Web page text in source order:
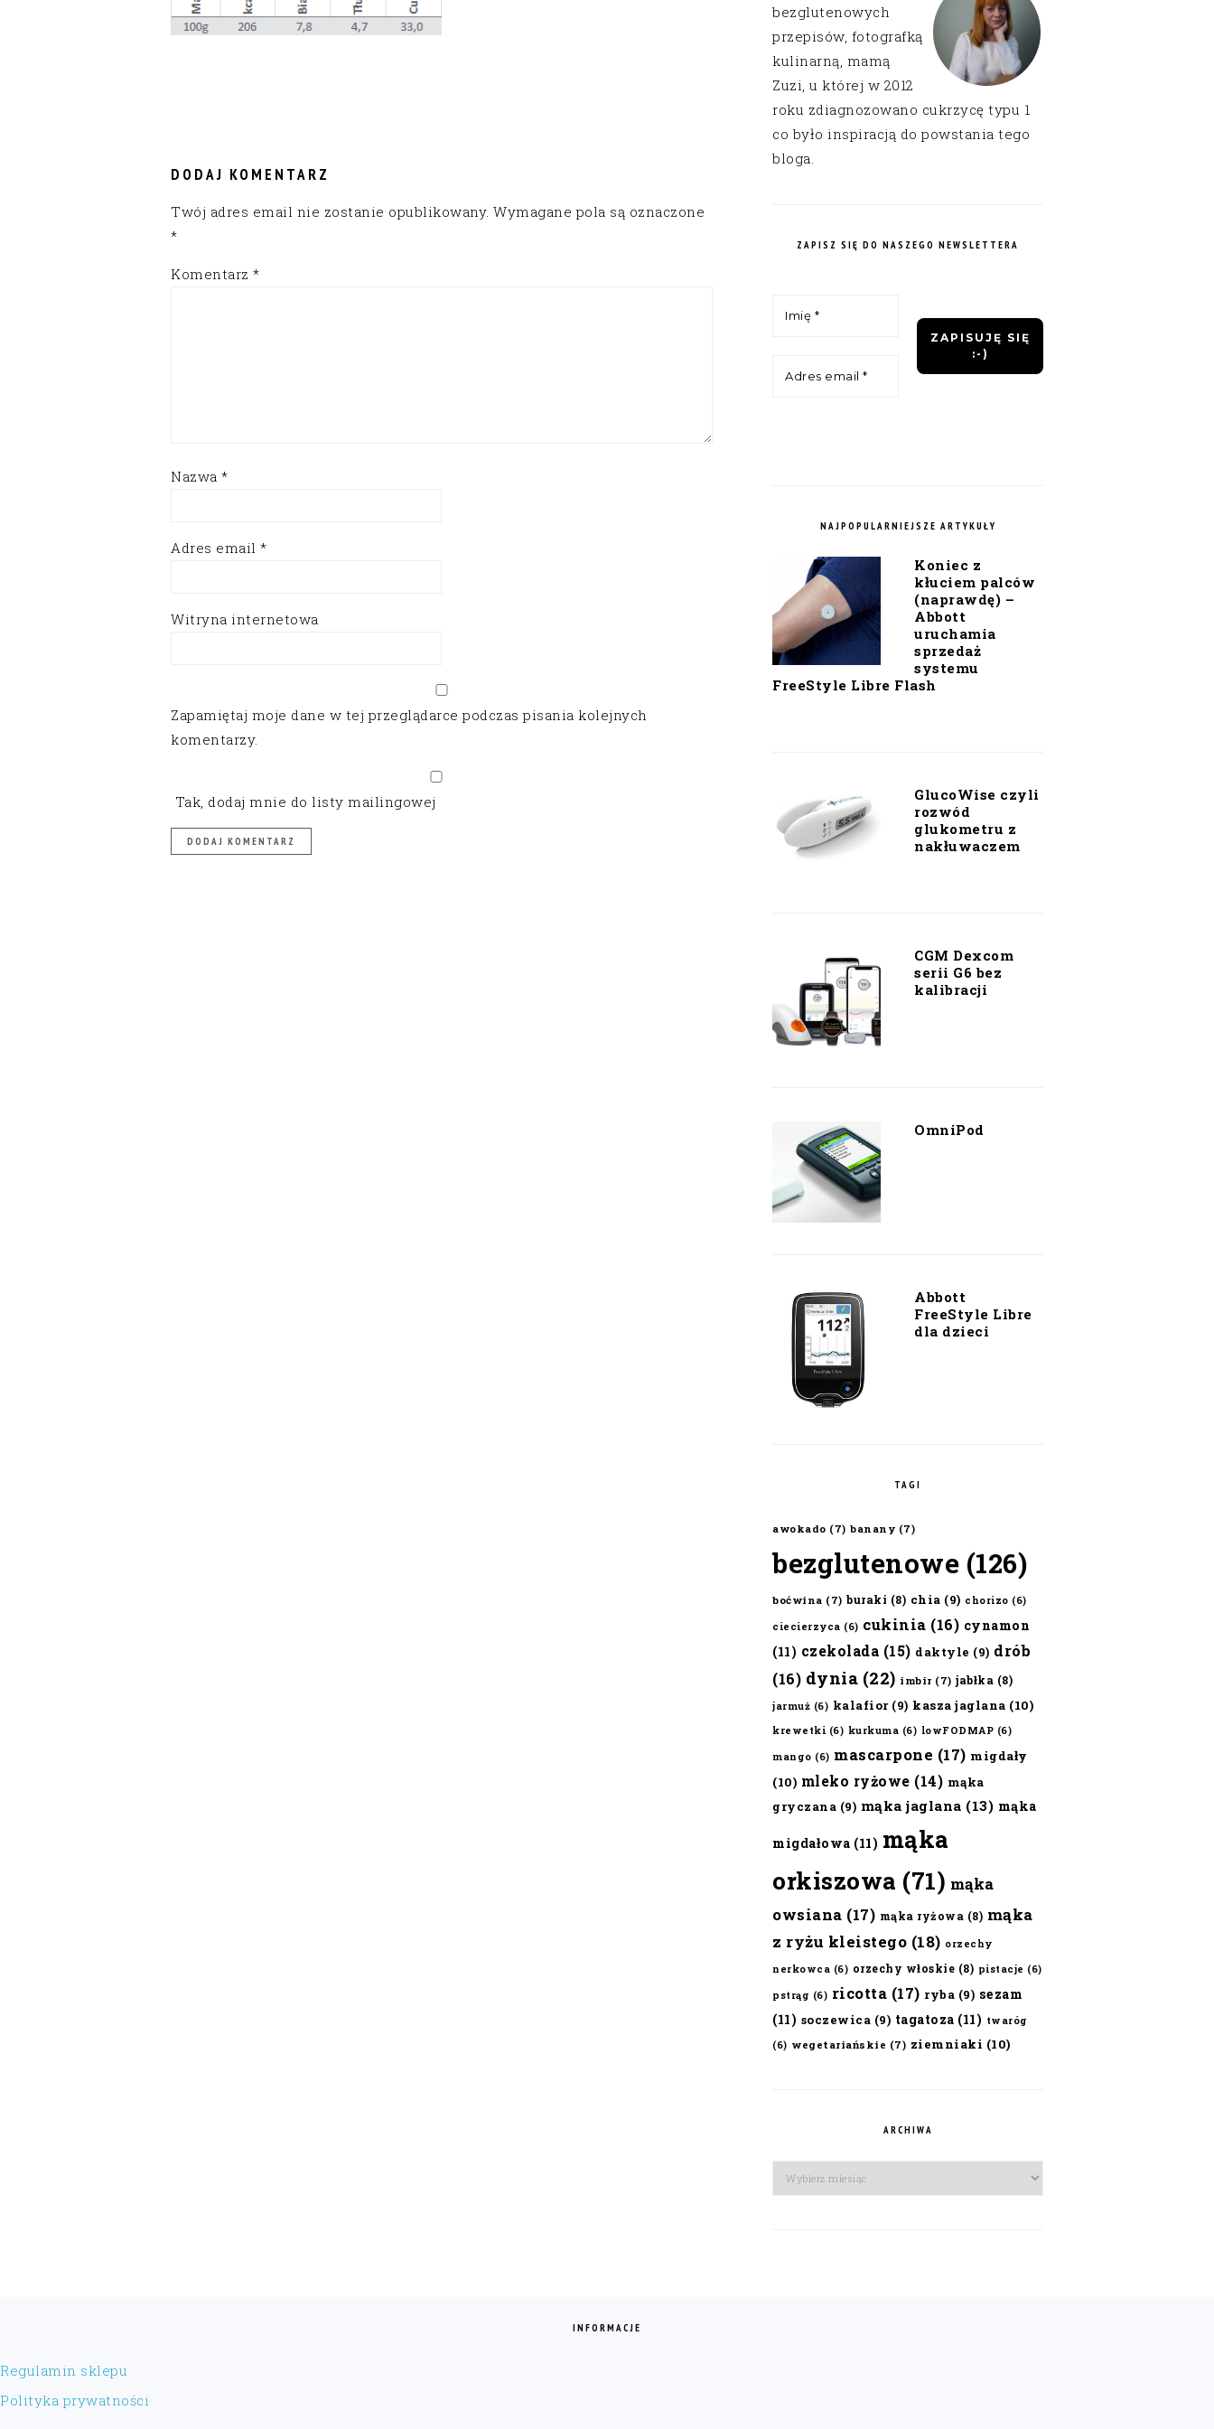
DODAJ KOMENTARZ
Twój adres email nie zostanie opublikowany. Wymagane pola są oznaczone
*
Komentarz *
Nazwa *
Adres email *
Witryna internetowa
Zapamiętaj moje dane w tej przeglądarce podczas pisania kolejnych
komentarzy.
Tak, dodaj mnie do listy mailingowej
bezglutenowych
przepisów, fotografką
kulinarną, mamą
Zuzi, u której w 2012
roku zdiagnozowano cukrzycę typu 1
co było inspiracją do powstania tego
bloga.
ZAPISZ SIĘ DO NASZEGO NEWSLETTERA
NAJPOPULARNIEJSZE ARTYKUŁY
Koniec z
kłuciem palców
(naprawdę) –
Abbott
uruchamia
sprzedaż
systemu
FreeStyle Libre Flash
GlucoWise czyli
rozwód
glukometru z
nakłuwaczem
CGM Dexcom
serii G6 bez
kalibracji
OmniPod
Abbott
FreeStyle Libre
dla dzieci
TAGI
awokado (7) banany (7)
bezglutenowe (126)
boćwina (7) buraki (8) chia (9) chorizo (6)
ciecierzyca (6) cukinia (16) cynamon
(11) czekolada (15) daktyle (9) drób
(16) dynia (22) imbir (7) jabłka (8)
jarmuż (6) kalafior(9) kasza jaglana (10)
krewetki (6) kurkuma (6) lowFODMAP (6)
mango (6) mascarpone (17) migdały
(10) mleko ryżowe (14) mąka
gryczana (9) mąka jaglana (13) mąka
migdałowa (11) mąka
orkiszowa (71) mąka
owsiana (17) mąka ryżowa (8) mąka
z ryżu kleistego (18) orzechy
nerkowca (6) orzechy włoskie (8) pistacje (6)
pstrąg (6) ricotta (17) ryba (9) sezam
(11) soczewica (9) tagatoza (11) twaróg
(6) wegetariańskie (7) ziemniaki (10)
ARCHIWA
Archiwa
INFORMACJE
Regulamin sklepu
Polityka prywatności